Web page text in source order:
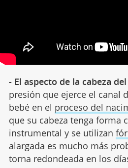
- El aspecto de la cabeza
presión que ejerce el canal
bebé en el proceso del
que su cabeza tenga forma
instrumental y se utilizan
alargada es mucho más
torna redondeada en los